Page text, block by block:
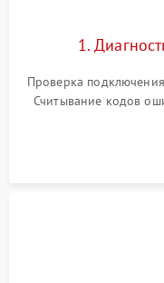
1.
Проверка
Считывание кодов
выявления